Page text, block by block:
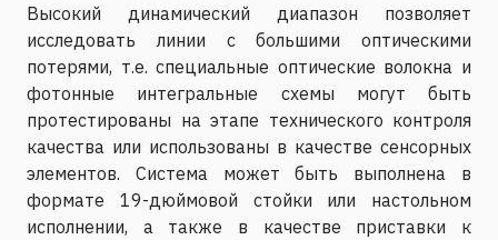
Высокий динамический диапазон позволяет
исследовать линии с большими оптическими
потерями, т.е. специальные оптические волокна и
фотонные интегральные схемы могут быть
протестированы на этапе технического контроля
качества или использованы в качестве сенсорных
элементов. Система может быть выполнена в
формате 19-дюймовой стойки или настольном
исполнении, а также в качестве приставки к